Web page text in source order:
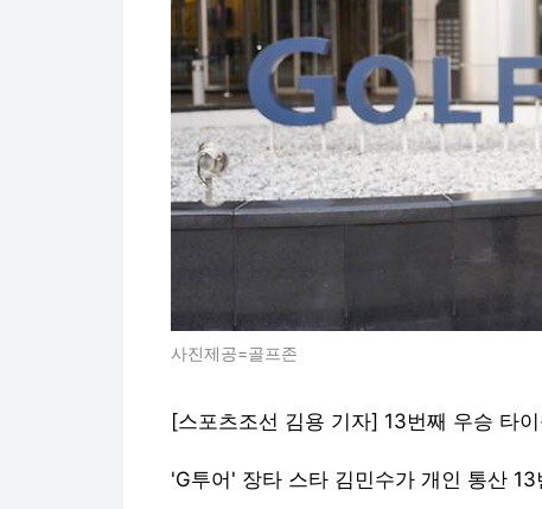
사진제공=골프존
[스포츠조선 김용 기자] 13번째 우승 타
'G투어' 장타 스타 김민수가 개인 통산